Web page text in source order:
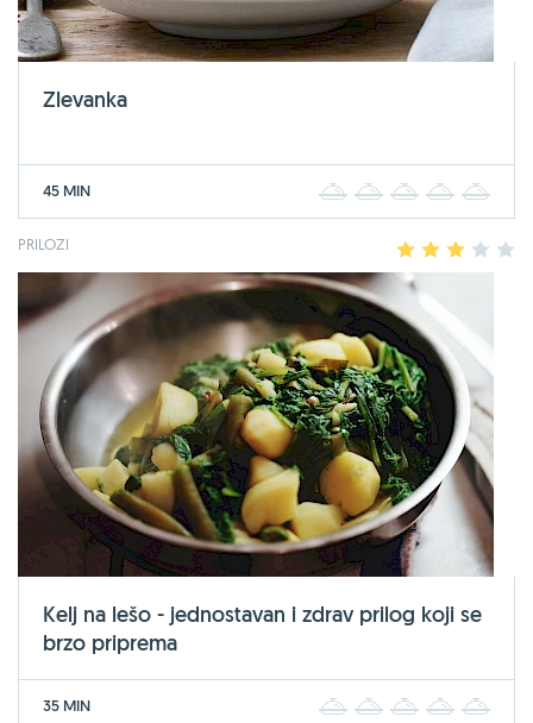
Zlevanka
45 MIN 2 3 4
PRILOZI 2 3 4
Kelj na lešo - jednostavan i zdrav prilog koji se
brzo priprema
35 MIN 2 3 4